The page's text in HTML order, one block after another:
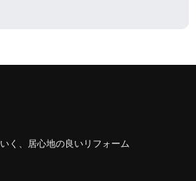
く、居心地の良いリフォーム